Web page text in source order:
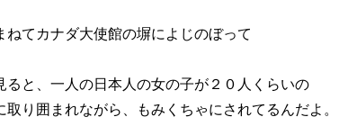
てカナダ大使館の塀によじのぼって
と、一人の日本人の女の子が２０人くらいの
り囲まれながら、もみくちゃにされてるんだよ。